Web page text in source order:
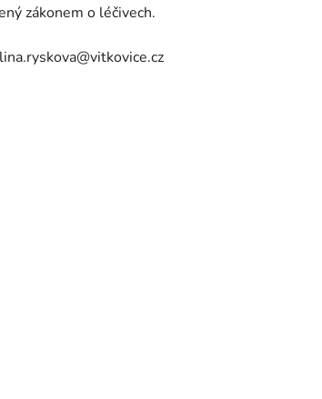
zákonem o léčivech.